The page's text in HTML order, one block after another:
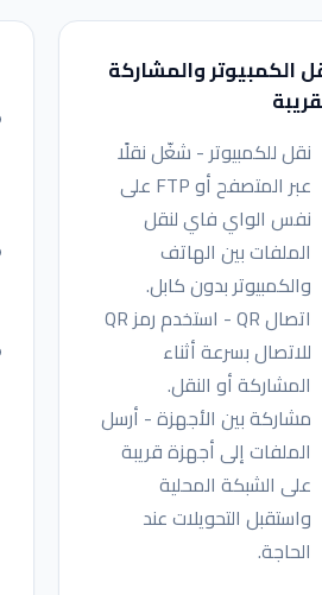
الكمبيوتر والمشاركة
نقل للكمبيوتر - شغّل نقلًا
عبر المتصفح أو FTP على
نفس الواي فاي لنقل
الملفات بين الهاتف
والكمبيوتر بدون كابل.
اتصال QR - استخدم رمز QR
للاتصال بسرعة أثناء
المشاركة أو النقل.
مشاركة بين الأجهزة - أرسل
الملفات إلى أجهزة قريبة
على الشبكة المحلية
واستقبل التحويلات عند
الحاجة.